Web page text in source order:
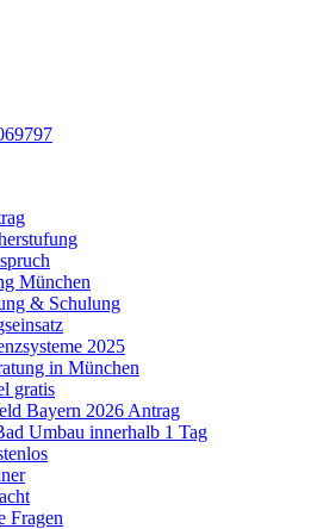
München
& Schulung
2025
in München
gratis
Bayern 2026 Antrag
Umbau innerhalb 1 Tag
Fragen